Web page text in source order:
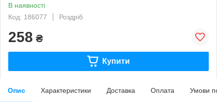
В наявності
Код: 186077
Роздріб
258 ₴
Купити
Опис Характеристики Доставка Оплата Умови